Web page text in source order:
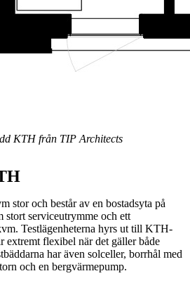
KTH från TIP Architects
stor och består av en bostadsyta på
serviceutrymme och ett
Testlägenheterna hyrs ut till KTH-
extremt flexibel när det gäller både
har även solceller, borrhål med
och en bergvärmepump.